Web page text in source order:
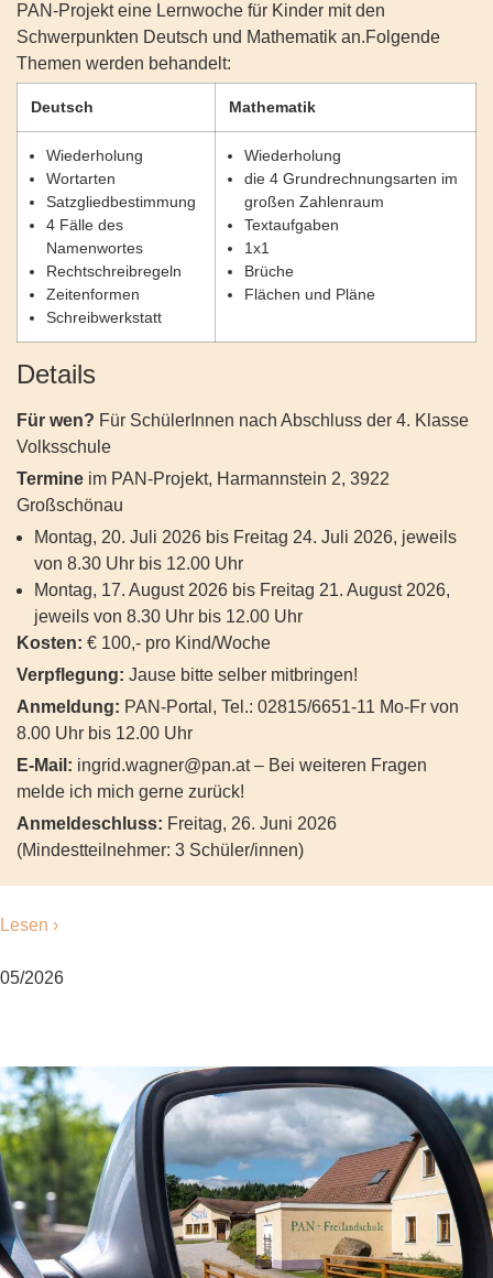
PAN-Projekt eine Lernwoche für Kinder mit den
Schwerpunkten Deutsch und Mathematik an.Folgende
Themen werden behandelt:
Deutsch Mathematik
Wiederholung
Wortarten
Satzgliedbestimmung
4 Fälle des
Namenwortes
Rechtschreibregeln
Zeitenformen
Schreibwerkstatt
Wiederholung
die 4 Grundrechnungsarten im
großen Zahlenraum
Textaufgaben
1x1
Brüche
Flächen und Pläne
Details
Für wen? Für SchülerInnen nach Abschluss der 4. Klasse
Volksschule
Termine im PAN-Projekt, Harmannstein 2, 3922
Großschönau
Montag, 20. Juli 2026 bis Freitag 24. Juli 2026, jeweils
von 8.30 Uhr bis 12.00 Uhr
Montag, 17. August 2026 bis Freitag 21. August 2026,
jeweils von 8.30 Uhr bis 12.00 Uhr
Kosten: € 100,- pro Kind/Woche
Verpflegung: Jause bitte selber mitbringen!
Anmeldung: PAN-Portal, Tel.: 02815/6651-11 Mo-Fr von
8.00 Uhr bis 12.00 Uhr
E-Mail: ingrid.wagner@pan.at– Bei weiteren Fragen
melde ich mich gerne zurück!
Anmeldeschluss: Freitag, 26. Juni 2026
(Mindestteilnehmer: 3 Schüler/innen)
Lesen ›
05/2026